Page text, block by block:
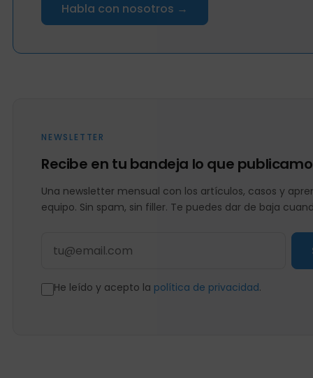
Habla con nosotros →
NEWSLETTER
Recibe en tu bandeja lo que
Una newsletter mensual con los artículos, casos y
equipo. Sin spam, sin filler. Te puedes dar de baja
He leído y acepto la política de privacidad.